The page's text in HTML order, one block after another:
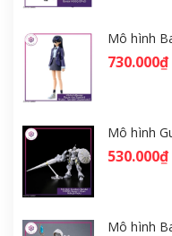
730.000₫
530.000₫